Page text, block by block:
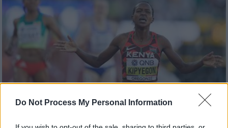
Do Not Process My Personal Information
Αθλητισμός 02.06.2023 23:11